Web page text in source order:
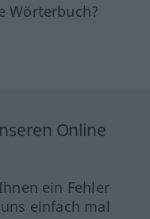
Wörterbuch?
Online
ein Fehler
einfach mal